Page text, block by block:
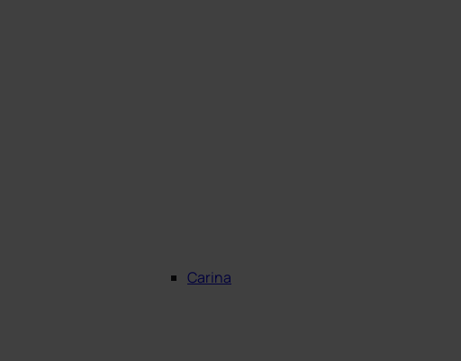
Carina